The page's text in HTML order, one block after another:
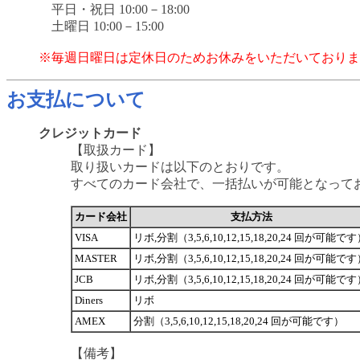
平日・祝日 10:00－18:00
土曜日 10:00－15:00
※毎週日曜日は定休日のためお休みをいただいておりま
お支払について
クレジットカード
【取扱カード】
取り扱いカードは以下のとおりです。
すべてのカード会社で、一括払いが可能となって
カード会社
支払方法
VISA
リボ,分割（3,5,6,10,12,15,18,20,24 回が可能です
MASTER
リボ,分割（3,5,6,10,12,15,18,20,24 回が可能です
JCB
リボ,分割（3,5,6,10,12,15,18,20,24 回が可能です
Diners
リボ
AMEX
分割（3,5,6,10,12,15,18,20,24 回が可能です）
【備考】